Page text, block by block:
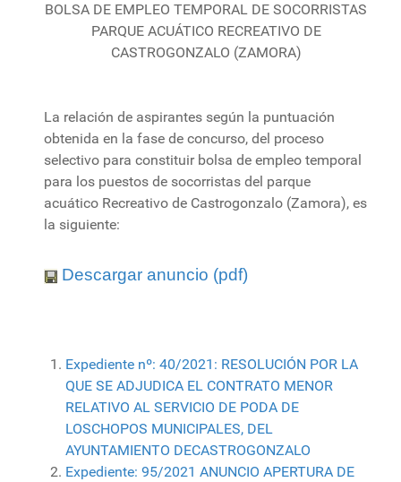
BOLSA DE EMPLEO TEMPORAL DE SOCORRISTAS
PARQUE ACUÁTICO RECREATIVO DE
CASTROGONZALO (ZAMORA)
La relación de aspirantes según la puntuación
obtenida en la fase de concurso, del proceso
selectivo para constituir bolsa de empleo temporal
para los puestos de socorristas del parque
acuático Recreativo de Castrogonzalo (Zamora), es
la siguiente:
Descargar anuncio (pdf)
Expediente nº: 40/2021: RESOLUCIÓN POR LA
QUE SE ADJUDICA EL CONTRATO MENOR
RELATIVO AL SERVICIO DE PODA DE
LOSCHOPOS MUNICIPALES, DEL
AYUNTAMIENTO DECASTROGONZALO
Expediente: 95/2021 ANUNCIO APERTURA DE